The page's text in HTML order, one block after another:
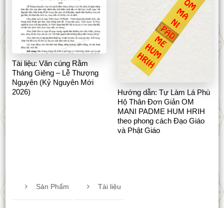
Tài liệu: Văn cúng Rằm
Tháng Giêng – Lễ Thượng
Nguyên (Kỷ Nguyên Mới
2026)
Hướng dẫn: Tự Làm Lá Phù
Hộ Thân Đơn Giản OM
MANI PADME HUM HRIH
theo phong cách Đạo Giáo
và Phật Giáo
Sản Phẩm Tài liệu